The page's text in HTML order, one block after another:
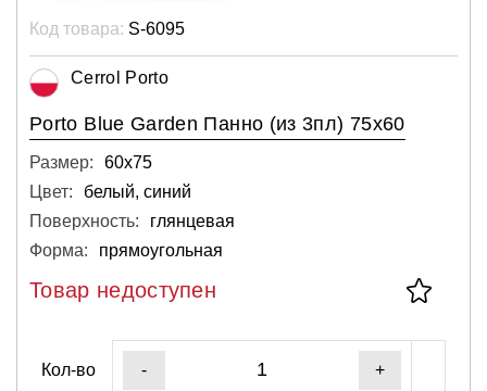
Код товара: S-6095
Cerrol Porto
Porto Blue Garden Панно (из 3пл) 75x60
Размер:
60х75
Цвет:
белый, синий
Поверхность:
глянцевая
Форма:
прямоугольная
Товар недоступен
Кол-во - +